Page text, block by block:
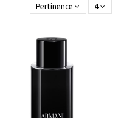
Pertinence 4